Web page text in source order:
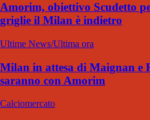
Amorim, obiettivo Scudetto
griglie il Milan è indietro
Ultime News/Ultima ora
Milan in attesa di Maignan e
saranno con Amorim
Calciomercato